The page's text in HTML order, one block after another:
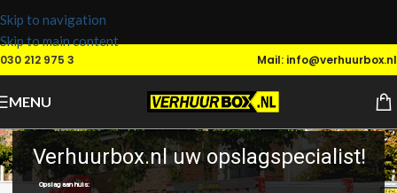
Skip to navigation
Skip to main content
030 212 975 3 Mail: info@verhuurbox.nl
MENU
Verhuurbox.nl uw opslagspecialist!
Opslag aan huis: